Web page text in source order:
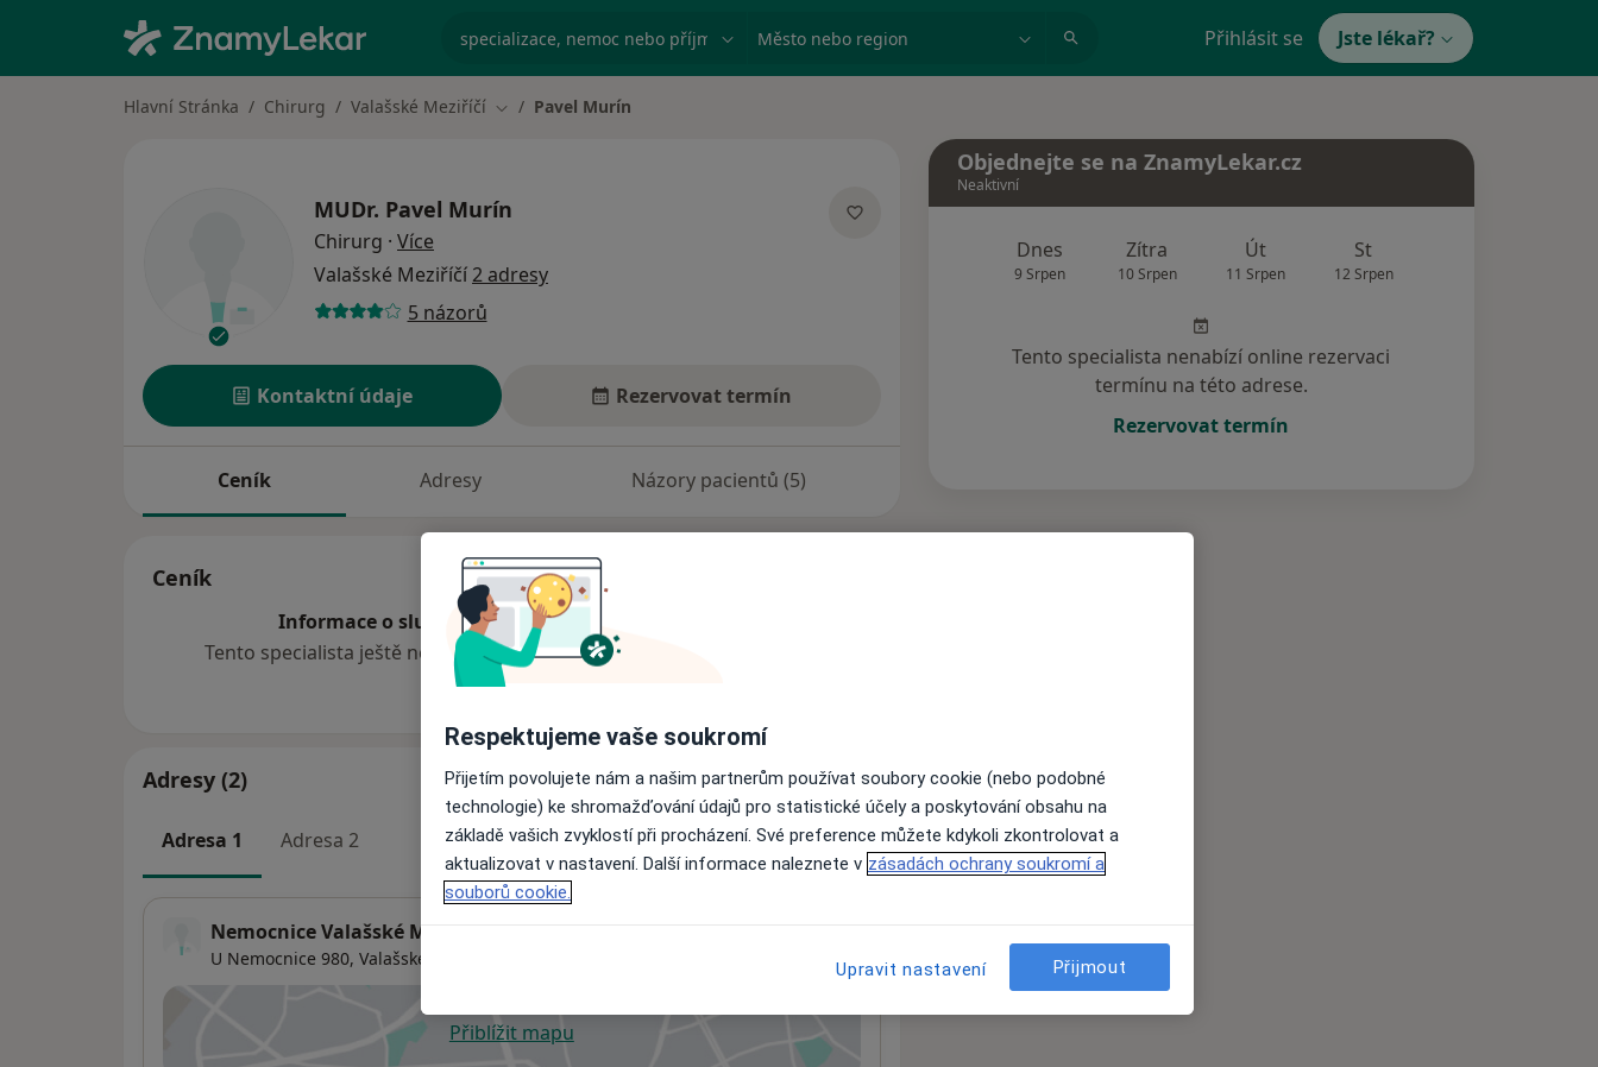
specializace, nemoc nebo příjmení Město nebo region Přihlásit se Jste lékař?
Hlavní Stránka Chirurg Valašské Meziříčí Změna města
Pavel Murín
MUDr. Pavel Murín
Chirurg · Více
Valašské Meziříčí2 adresy
5 názorů
Kontaktní údaje Rezervovat termín
Ceník Adresy Názory pacientů (5)
Ceník
Informace o službách a cenách nejsou k dispozici
Tento specialista ještě nepřidával žádné informace o svých službách.
Adresy (2)
Adresa 1 Adresa 2
Nemocnice Valašské Meziříčí
U Nemocnice 980, Valašské Meziříčí
Přiblížit mapuse otevře v nové záložce
Objednejte se na ZnamyLekar.cz
Neaktivní
Dnes
9 Srpen
Zítra
10 Srpen
Út
11 Srpen
St
12 Srpen
Tento specialista nenabízí online rezervaci
termínu na této adrese.
Rezervovat termín
Respektujeme vaše soukromí
Přijetím povolujete nám a našim partnerům používat soubory cookie (nebo podobné
technologie) ke shromažďování údajů pro statistické účely a poskytování obsahu na
základě vašich zvyklostí při procházení. Své preference můžete kdykoli zkontrolovat a
aktualizovat v nastavení. Další informace naleznete v zásadách ochrany soukromí a
souborů cookie.
Upravit nastavení Přijmout